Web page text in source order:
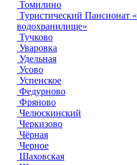
Томилино
Туристический Пансионат
водохранилище»
Тучково
Уваровка
Удельная
Усово
Успенское
Федурново
Фряново
Челюскинский
Черкизово
Чёрная
Черное
Шаховская